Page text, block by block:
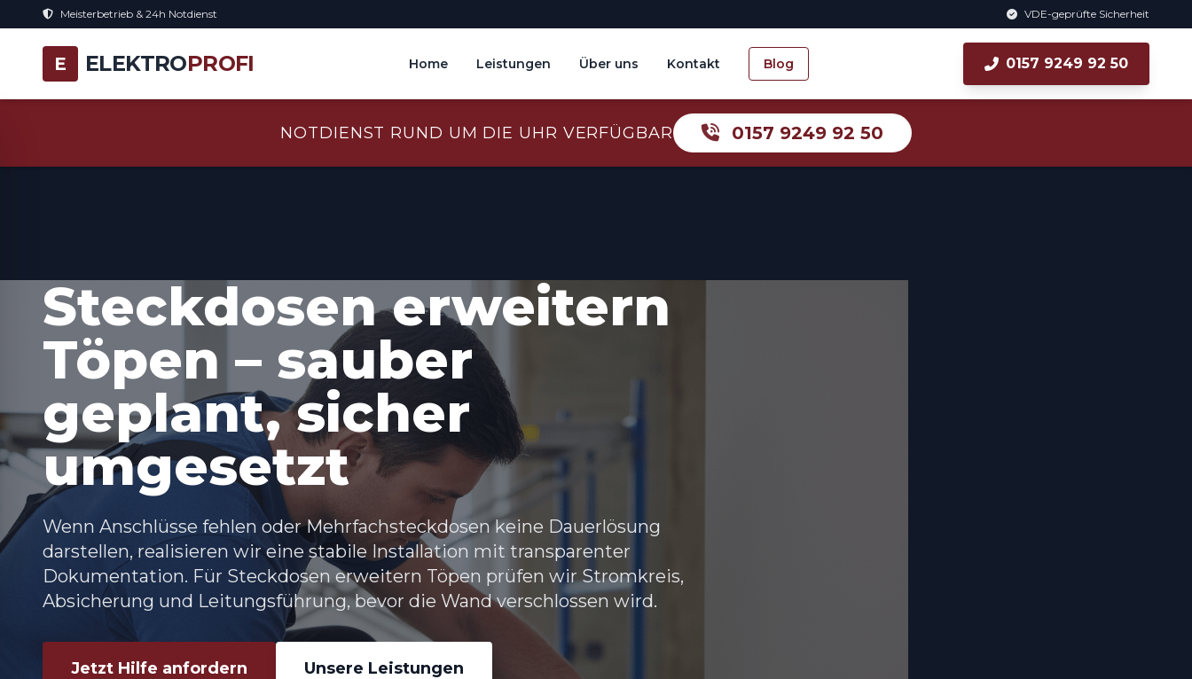
Meisterbetrieb & 24h Notdienst VDE-geprüfte Sicherheit
E ELEKTROPROFI Home Leistungen Über uns Kontakt Blog 0157 9249 92 50
NOTDIENST RUND UM DIE UHR VERFÜGBAR 0157 9249 92 50
Steckdosen erweitern
Töpen – sauber
geplant, sicher
umgesetzt
Wenn Anschlüsse fehlen oder Mehrfachsteckdosen keine Dauerlösung
darstellen, realisieren wir eine stabile Installation mit transparenter
Dokumentation. Für Steckdosen erweitern Töpen prüfen wir Stromkreis,
Absicherung und Leitungsführung, bevor die Wand verschlossen wird.
Jetzt Hilfe anfordern Unsere Leistungen